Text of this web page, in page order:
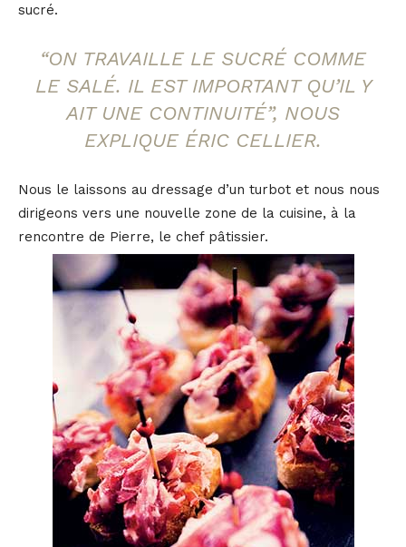
sucré.
“ON TRAVAILLE LE SUCRÉ COMME
LE SALÉ. IL EST IMPORTANT QU’IL Y
AIT UNE CONTINUITÉ”, NOUS
EXPLIQUE ÉRIC CELLIER.
Nous le laissons au dressage d’un turbot et nous nous
dirigeons vers une nouvelle zone de la cuisine, à la
rencontre de Pierre, le chef pâtissier.